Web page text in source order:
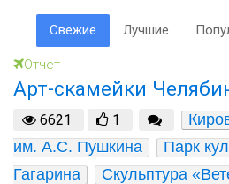
Свежие Лучшие
Отчет
Арт-скамейки
6621 1
им. А.С. Пушкина
Парк
Гагарина
Скульптура